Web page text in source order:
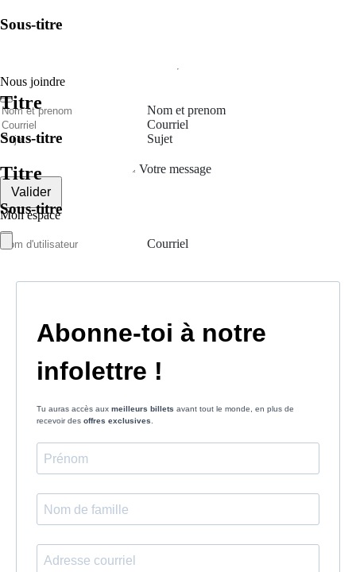
Sous-titre
Titre
Sous-titre
Titre
Sous-titre
Nous joindre
Nom et prenom
Courriel
Sujet
Votre message
Valider
Mon espace
Courriel
Créer un compte
Prénom
Nom
Le mot de passe doit contenir :
des majuscules,
des chiffres
avoir au moins 8 caractères
Les mots de passes que vous avez saisis ne correspondent pas.